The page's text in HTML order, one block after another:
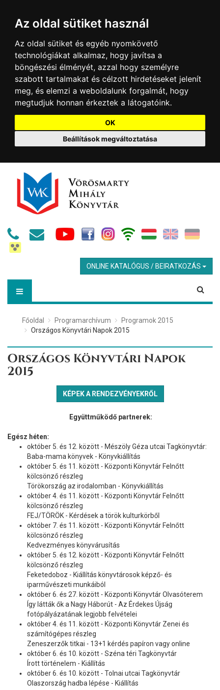
Az oldal sütiket használ
Az oldal sütiket és egyéb nyomkövető
technológiákat alkalmaz, hogy javítsa a
böngészési élményét, azzal hogy személyre
szabott tartalmakat és célzott hirdetéseket jelenít
meg, és elemzi a weboldalunk forgalmát, hogy
megtudjuk honnan érkeztek a látogatóink.
OK
Beállítások megváltoztatása
ONLINE KATALÓGUS / BEIRATKOZÁS
Főoldal Programarchívum
Programok 2015
Országos Könyvtári Napok 2015
Országos Könyvtári Napok
2015
KÉPEK A RENDEZVÉNYEKRŐL
Együttműködő partnerek:
Egész héten:
október 5. és 12. között - Mészöly Géza utcai Tagkönyvtár:
Baba-mama könyvek - Könyvkiállítás
október 5. és 11. között - Központi Könyvtár Felnőtt
kölcsönző részleg
Törökország az irodalomban - Könyvkiállítás
október 4. és 11. között - Központi Könyvtár Felnőtt
kölcsönző részleg
FEJ/TÖRÖK - Kérdések a török kulturkörből
október 7. és 11. között - Központi Könyvtár Felnőtt
kölcsönző részleg
Kedvezményes könyvárusítás
október 5. és 12. között - Központi Könyvtár Felnőtt
kölcsönző részleg
Feketedoboz - Kiállítás könyvtárosok képző- és
iparművészeti munkáiból
október 6. és 27. között - Központi Könyvtár Olvasóterem
Így látták ők a Nagy Háborút - Az Érdekes Újság
fotópályázatának legjobb felvételei
október 4. és 11. között - Központi Könyvtár Zenei és
számítógépes részleg
Zeneszerzők titkai - 13+1 kérdés papíron vagy online
október 6. és 10. között - Széna téri Tagkönyvtár
Írott történelem - Kiállítás
október 6. és 10. között - Tolnai utcai Tagkönyvtár
Olaszország hadba lépése - Kiállítás